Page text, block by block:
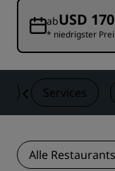
abUSD
* niedrigster
Services
Alle